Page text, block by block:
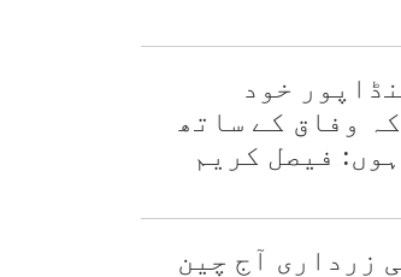
خود
وفاق کے ساتھ
فیصل کریم
زرداری آج چین